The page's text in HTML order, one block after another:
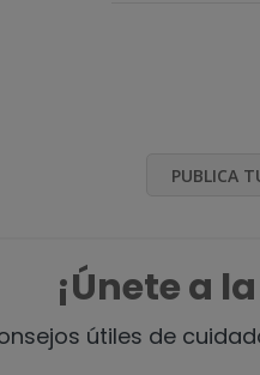
PUBLICA
¡Únete a
útiles de